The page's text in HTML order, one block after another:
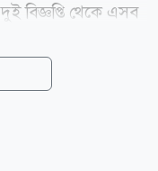
দুই বিজ্ঞপ্তি থেকে এসব
নিশ্চিতভাবে
পাওয়া যায়নি। এ